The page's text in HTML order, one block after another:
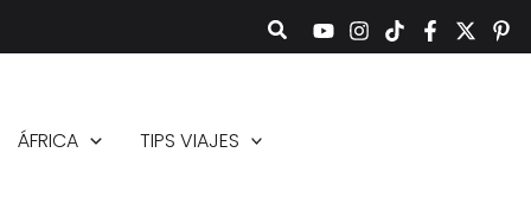
ÁFRICA TIPS VIAJES